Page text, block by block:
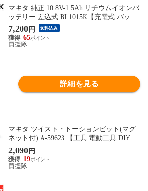
マキタ 純正 10.8V-1.5Ah リチウムイオンバ
ッテリー 差込式 BL1015K【充電式 バッテ
リー式 電動 バッテリー 交換品 オプション
替え 工具 diy 充電池 makita 正規品 マキタ
純正 充電器 日本仕様 マキタ正規取扱店】
7,200円 送料込み
65
買援隊
詳細を見る
マキタ ツイスト・トーションビット(マグ
ネット付) A-59623 【工具 電動工具 DIY ツ
ール 工具 用品 大工 日曜大工 ビット オプ
ション マキタ 純正 部品 トーションタフビ
ット マグネット付 A-59623 makita 正規品
2,090円
19
買援隊